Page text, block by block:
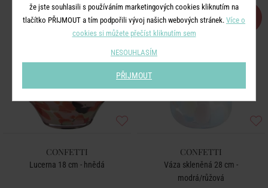
-50%
CONFETTI
Lucerna 18 cm - hnědá
-50
CONFETTI
Váza skleněná 28 cm -
modrá/růžová
že jste souhlasili s používáním marketingových cookies kliknutím na
tlačítko PŘIJMOUT a tím podpořili vývoj našich webových stránek. Více o
cookies si můžete přečíst kliknutím sem
NESOUHLASÍM
PŘIJMOUT